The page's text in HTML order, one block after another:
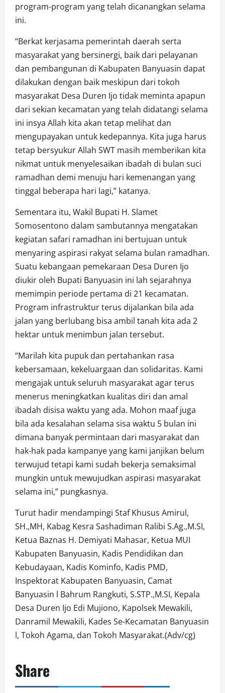
program-program yang telah dicanangkan selama
ini.
“Berkat kerjasama pemerintah daerah serta
masyarakat yang bersinergi, baik dari pelayanan
dan pembangunan di Kabupaten Banyuasin dapat
dilakukan dengan baik meskipun dari tokoh
masyarakat Desa Duren Ijo tidak meminta apapun
dari sekian kecamatan yang telah didatangi selama
ini insya Allah kita akan tetap melihat dan
mengupayakan untuk kedepannya. Kita juga harus
tetap bersyukur Allah SWT masih memberikan kita
nikmat untuk menyelesaikan ibadah di bulan suci
ramadhan demi menuju hari kemenangan yang
tinggal beberapa hari lagi,” katanya.
Sementara itu, Wakil Bupati H. Slamet
Somosentono dalam sambutannya mengatakan
kegiatan safari ramadhan ini bertujuan untuk
menyaring aspirasi rakyat selama bulan ramadhan.
Suatu kebangaan pemekaraan Desa Duren Ijo
diukir oleh Bupati Banyuasin ini lah sejarahnya
memimpin periode pertama di 21 kecamatan.
Program infrastruktur terus dijalankan bila ada
jalan yang berlubang bisa ambil tanah kita ada 2
hektar untuk menimbun jalan tersebut.
“Marilah kita pupuk dan pertahankan rasa
kebersamaan, kekeluargaan dan solidaritas. Kami
mengajak untuk seluruh masyarakat agar terus
menerus meningkatkan kualitas diri dan amal
ibadah disisa waktu yang ada. Mohon maaf juga
bila ada kesalahan selama sisa waktu 5 bulan ini
dimana banyak permintaan dari masyarakat dan
hak-hak pada kampanye yang kami janjikan belum
terwujud tetapi kami sudah bekerja semaksimal
mungkin untuk mewujudkan aspirasi masyarakat
selama ini,” pungkasnya.
Turut hadir mendampingi Staf Khusus Amirul,
SH.,MH, Kabag Kesra Sashadiman Ralibi S.Ag.,M.SI,
Ketua Baznas H. Demiyati Mahasar, Ketua MUI
Kabupaten Banyuasin, Kadis Pendidikan dan
Kebudayaan, Kadis Kominfo, Kadis PMD,
Inspektorat Kabupaten Banyuasin, Camat
Banyuasin l Bahrum Rangkuti, S.STP.,M.SI, Kepala
Desa Duren Ijo Edi Mujiono, Kapolsek Mewakili,
Danramil Mewakili, Kades Se-Kecamatan Banyuasin
l, Tokoh Agama, dan Tokoh Masyarakat.(Adv/cg)
Share